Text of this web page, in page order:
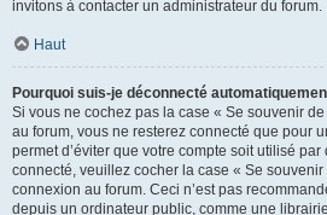
invitons à contacter un administrateur du forum.
Haut
Pourquoi suis-je déconnecté
Si vous ne cochez pas la case « Se souvenir
au forum, vous ne resterez connecté que pour
permet d’éviter que votre compte soit utilisé par
connecté, veuillez cocher la case « Se
connexion au forum. Ceci n’est pas
depuis un ordinateur public, comme une